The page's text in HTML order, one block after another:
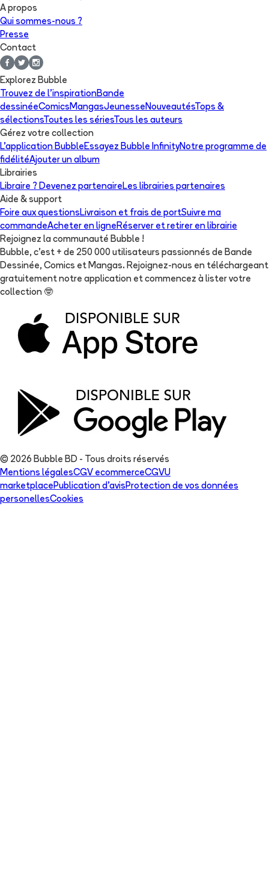
A propos
Qui sommes-nous ?
Presse
Contact
Explorez Bubble
Trouvez de l'inspirationBande
dessinéeComicsMangasJeunesseNouveautésTops &
sélectionsToutes les sériesTous les auteurs
Gérez votre collection
L'application BubbleEssayez Bubble InfinityNotre programme de
fidélitéAjouter un album
Librairies
Libraire ? Devenez partenaireLes librairies partenaires
Aide & support
Foire aux questionsLivraison et frais de portSuivre ma
commandeAcheter en ligneRéserver et retirer en librairie
Rejoignez la communauté Bubble !
Bubble, c'est + de 250 000 utilisateurs passionnés de Bande
Dessinée, Comics et Mangas. Rejoignez-nous en téléchargeant
gratuitement notre application et commencez à lister votre
collection 🤓
© 2026 Bubble BD - Tous droits réservés
Mentions légalesCGV ecommerceCGVU
marketplacePublication d'avisProtection de vos données
personellesCookies